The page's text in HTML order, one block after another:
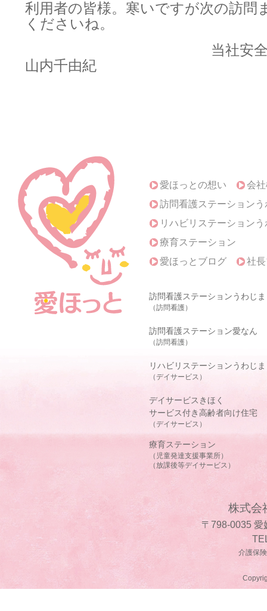
利用者の皆様。寒いですが次の訪問
くださいね。
当社安全運転
山内千由紀
愛ほっとの想い
会
訪問看護ステーションう
リハビリステーション
療育ステーション
愛ほっとブログ
社
訪問看護ステーションうわじま
（訪問看護）
訪問看護ステーション愛なん
（訪問看護）
リハビリステーションうわじま
（デイサービス）
デイサービスきほく
サービス付き高齢者向け住宅
（デイサービス）
療育ステーション
（児童発達支援事業所）
（放課後等デイサービス）
株式会
〒798-0035 愛
介護保